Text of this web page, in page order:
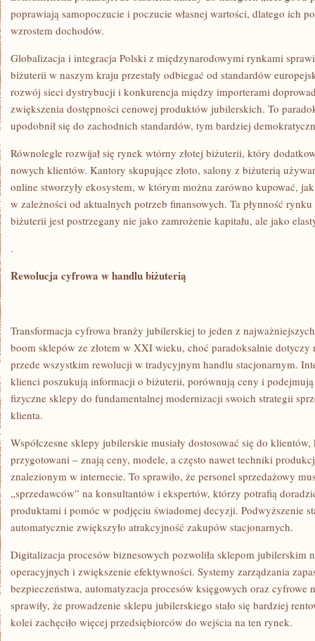
poprawiają samopoczucie i poczucie własnej wartości, dlatego ich
wzrostem dochodów.
Globalizacja i integracja Polski z międzynarodowymi rynkami
biżuterii w naszym kraju przestały odbiegać od standardów
rozwój sieci dystrybucji i konkurencja między importerami
zwiększenia dostępności cenowej produktów jubilerskich. To
upodobnił się do zachodnich standardów, tym bardziej
Równolegle rozwijał się rynek wtórny złotej biżuterii, który
nowych klientów. Kantory skupujące złoto, salony z biżuterią
online stworzyły ekosystem, w którym można zarówno kupować,
w zależności od aktualnych potrzeb finansowych. Ta płynność
biżuterii jest postrzegany nie jako zamrożenie kapitału, ale jako
.
Rewolucja cyfrowa w handlu biżuterią
Transformacja cyfrowa branży jubilerskiej to jeden z
boom sklepów ze złotem w XXI wieku, choć paradoksalnie
przede wszystkim rewolucji w tradycyjnym handlu stacjonarnym.
klienci poszukują informacji o biżuterii, porównują ceny i podejmują
fizyczne sklepy do fundamentalnej modernizacji swoich strategii
klienta.
Współczesne sklepy jubilerskie musiały dostosować się do
przygotowani – znają ceny, modele, a często nawet techniki
znalezionym w internecie. To sprawiło, że personel sprzedażowy
„sprzedawców” na konsultantów i ekspertów, którzy potrafią
produktami i pomóc w podjęciu świadomej decyzji. Podwyższenie
automatycznie zwiększyło atrakcyjność zakupów stacjonarnych.
Digitalizacja procesów biznesowych pozwoliła sklepom jubilerskim
operacyjnych i zwiększenie efektywności. Systemy zarządzania
bezpieczeństwa, automatyzacja procesów księgowych oraz cyfrowe
sprawiły, że prowadzenie sklepu jubilerskiego stało się bardziej
kolei zachęciło więcej przedsiębiorców do wejścia na ten rynek.